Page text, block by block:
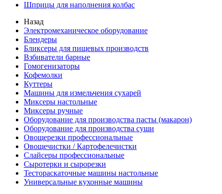
Шприцы для наполнения колбас
Назад
Электромеханическое оборудование
Блендеры
Бликсеры для пищевых производств
Взбиватели барные
Гомогенизаторы
Кофемолки
Куттеры
Машины для измельчения сухарей
Миксеры настольные
Миксеры ручные
Оборудование для производства пасты (макарон)
Оборудование для производства суши
Овощерезки профессиональные
Овощечистки / Картофелечистки
Слайсеры профессиональные
Сыротерки и сырорезки
Тестораскаточные машины настольные
Универсальные кухонные машины